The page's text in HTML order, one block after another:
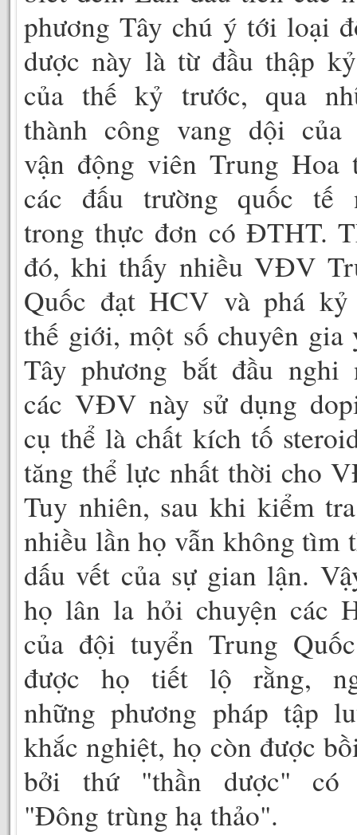
phương Tây chú ý tới loại
dược này là từ đầu thập
của thế kỷ trước, qua
thành công vang dội của
vận động viên Trung Hoa
các đấu trường quốc tế
trong thực đơn có ĐTHT.
đó, khi thấy nhiều VĐV
Quốc đạt HCV và phá
thế giới, một số chuyên gia
Tây phương bắt đầu nghi
các VĐV này sử dụng
cụ thể là chất kích tố
tăng thể lực nhất thời cho
Tuy nhiên, sau khi kiểm
nhiều lần họ vẫn không tìm
dấu vết của sự gian lận.
họ lân la hỏi chuyện các
của đội tuyển Trung
được họ tiết lộ rằng,
những phương pháp tập
khắc nghiệt, họ còn được
bởi thứ "thần dược" có
"Đông trùng hạ thảo".